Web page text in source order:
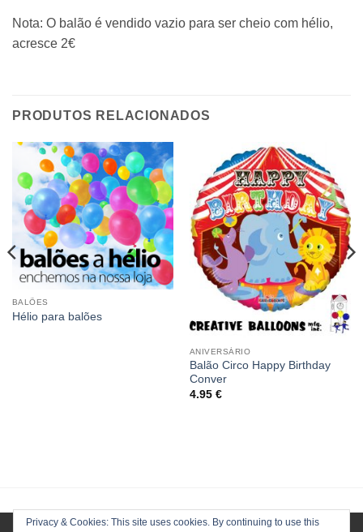
Nota: O balão é vendido vazio para ser cheio com hélio,
acresce 2€
PRODUTOS RELACIONADOS
BALÕES
Hélio para balões
ANIVERSÁRIO
Balão Circo Happy Birthday
Conver
4.95 €
Privacy & Cookies: This site uses cookies. By continuing to use this